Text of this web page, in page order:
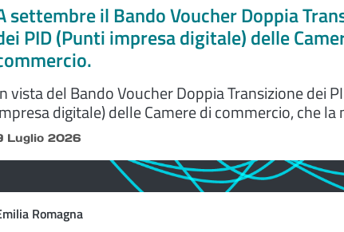
settembre il Bando Voucher Doppia
PID (Punti impresa digitale) delle
vista del Bando Voucher Doppia Transizione dei
digitale) delle Camere di commercio, che la
lancerà in settembre, ecco le ultime novità
Luglio 2026
Romagna